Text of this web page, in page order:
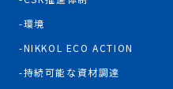
環境
NIKKOL ECO ACTION
持続可能な資材調達